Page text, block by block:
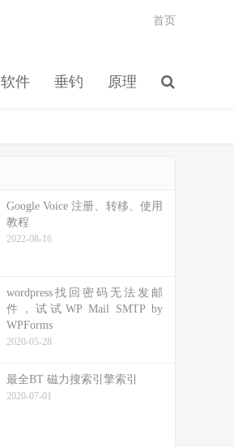
软件 垂钓 原理
首页
Google Voice 注册、转移、使用
教程
2022-08-16
wordpress找回密码无法发邮
件，试试WP Mail SMTP by
WPForms
2020-05-28
最全BT 磁力搜索引擎索引
2020-07-01